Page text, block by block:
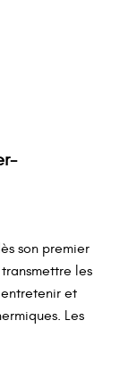
son premier
les
et
Les